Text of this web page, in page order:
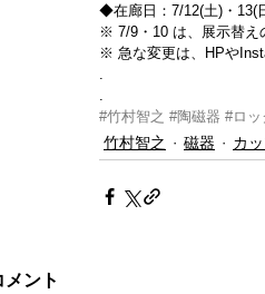
◆在廊日：7/12(土)・13(
※ 7/9・10 は、展示替え
※ 急な変更は、HPや
#竹村智之 #陶磁器 #ロッ
竹村智之 磁器 カ
メント